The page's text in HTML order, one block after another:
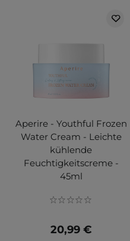
Aperire - Youthful Frozen
Water Cream - Leichte
kühlende
Feuchtigkeitscreme -
45ml
20,99 €